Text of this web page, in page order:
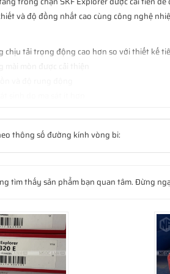
và độ đồng nhất cao cùng công nghệ
chịu tải trọng động cao hơn so với thiết kế
mài mòn được cải thiện
tang trống chặn SKF Explorer giúp giảm
SKF Explorer có thể giúp giảm nhu cầu bảo
thông số đường kính vòng bi:
tìm thấy sản phẩm bạn quan tâm. Đừng